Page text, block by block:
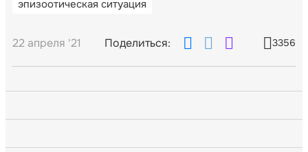
эпизоотическая ситуация
22 апреля '21 Поделиться: 3356